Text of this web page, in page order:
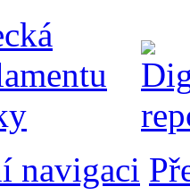
navigaci